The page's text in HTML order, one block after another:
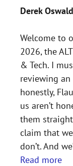
Derek Oswald
Welcome to
2026, the
& Tech. I
reviewing
honestly,
us aren’t
them
claim that
don’t. And
Read more